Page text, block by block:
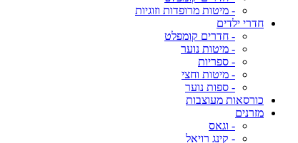
- מיטות מרופדות וזוגיות
חדרי ילדים
- חדרים קומפלט
- מיטות נוער
- ספריות
- מיטות וחצי
- ספות נוער
כורסאות מעוצבות
מזרנים
- וגאס
- קינג רויאל